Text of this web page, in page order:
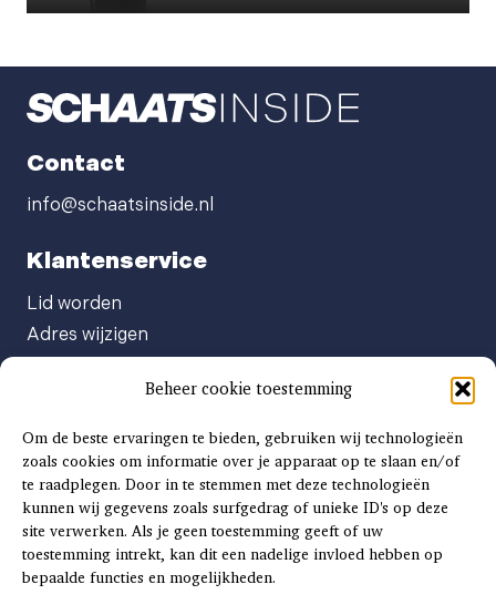
Beheer cookie toestemming
Om de beste ervaringen te bieden, gebruiken wij technologieën
zoals cookies om informatie over je apparaat op te slaan en/of
te raadplegen. Door in te stemmen met deze technologieën
kunnen wij gegevens zoals surfgedrag of unieke ID's op deze
site verwerken. Als je geen toestemming geeft of uw
toestemming intrekt, kan dit een nadelige invloed hebben op
bepaalde functies en mogelijkheden.
Contact
info@schaatsinside.nl
Klantenservice
Lid worden
Adres wijzigen
Abonnement opzeggen
Afgeven automatische incasso
Factuur betalen
Klachtenformulier
Overige vragen
Adverteren